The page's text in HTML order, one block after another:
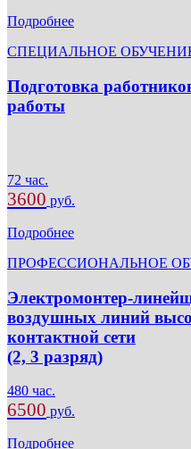
Подробнее
СПЕЦИАЛЬНОЕ
Подготовка
работы
72 час.
3600 руб.
Подробнее
ПРОФЕССИОНАЛЬНОЕ
Электромонтер-
воздушных линий
контактной сети
(2, 3 разряд)
480 час.
6500 руб.
Подробнее